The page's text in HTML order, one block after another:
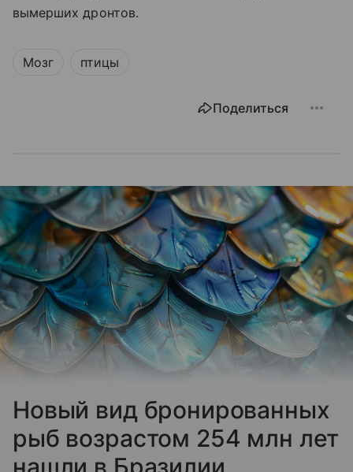
вымерших дронтов.
Мозг птицы
Поделиться
Новый вид бронированных
рыб возрастом 254 млн лет